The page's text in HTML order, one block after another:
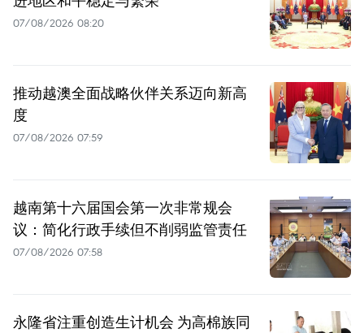
07/08/2026 08:20
推动越澳全面战略伙伴关系迈向新高
度
07/08/2026 07:59
越南第十六届国会第一次非常规会
议：简化行政手续但不削弱监管责任
07/08/2026 07:58
永隆省注重创造生计机会 为高棉族同